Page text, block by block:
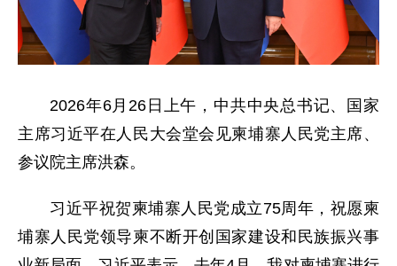
2026年6月26日上午，中共中央总书记、国家
主席习近平在人民大会堂会见柬埔寨人民党主席、
参议院主席洪森。
习近平祝贺柬埔寨人民党成立75周年，祝愿柬
埔寨人民党领导柬不断开创国家建设和民族振兴事